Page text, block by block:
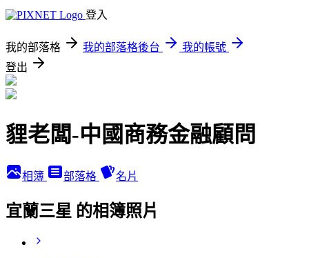
登入
我的部落格 我的部落格後台
我的帳號
登出
貍老闆-中國商務金融顧問
相簿 部落格 名片
宜蘭三星 的相簿照片